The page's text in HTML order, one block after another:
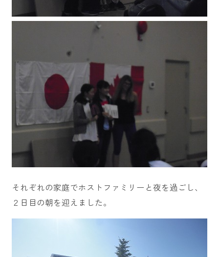
それぞれの家庭でホストファミリーと夜を過ごし、
２日目の朝を迎えました。